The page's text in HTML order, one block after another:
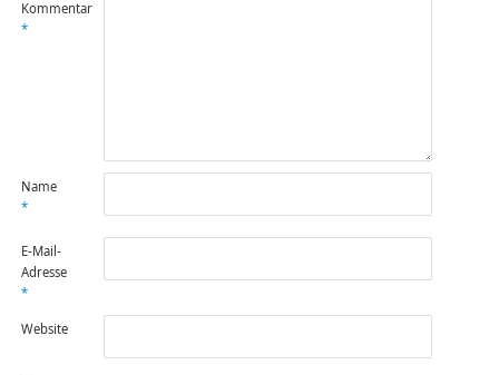
Kommentar
*
Name
*
E-Mail-
Adresse
*
Website